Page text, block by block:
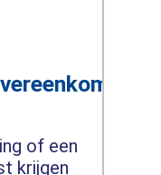
of een
krijgen